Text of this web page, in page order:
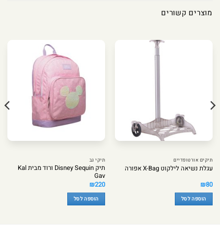
מוצרים קשורים
תיקים אורטופדיים
עגלת נשיאה לילקוט X-Bag אפורה
₪80
הוספה לסל
תיקי גב
תיק Disney Sequin ורוד מבית Kal
Gav
₪220
הוספה לסל